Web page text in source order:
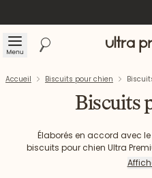
Menu Rechercher Accueil
Accueil Biscuits pour chien
Biscuits
Élaborés en accord avec
biscuits pour chien Ultra
et bien-être au quotidien.